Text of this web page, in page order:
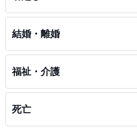
結婚・離婚
福祉・介護
死亡